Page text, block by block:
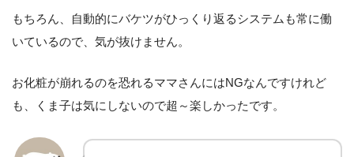
もちろん、自動的にバケツがひっくり返るシステムも常に働
いているので、気が抜けません。
お化粧が崩れるのを恐れるママさんにはNGなんですけれど
も、くま子は気にしないので超～楽しかったです。